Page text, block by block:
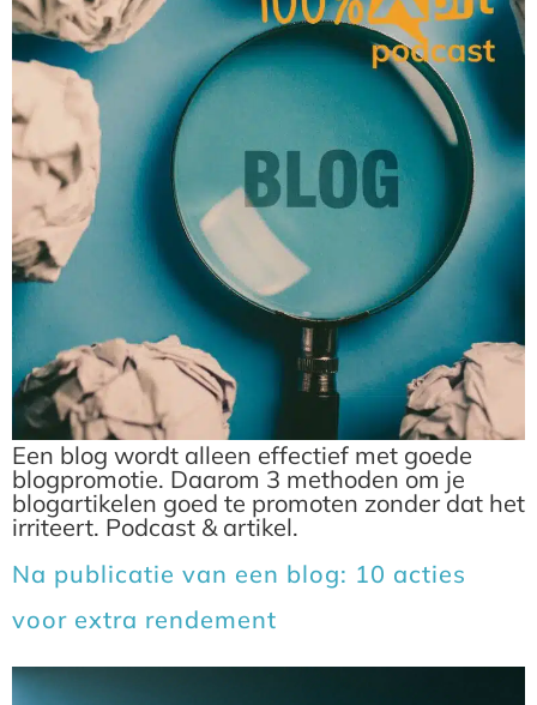
Een blog wordt alleen effectief met goede
blogpromotie. Daarom 3 methoden om je
blogartikelen goed te promoten zonder dat het
irriteert. Podcast & artikel.
Na publicatie van een blog: 10 acties
voor extra rendement